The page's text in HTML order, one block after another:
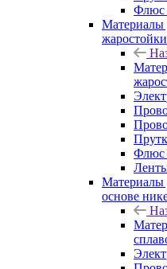
Флюс
Материалы
Флюс
Материалы
основе